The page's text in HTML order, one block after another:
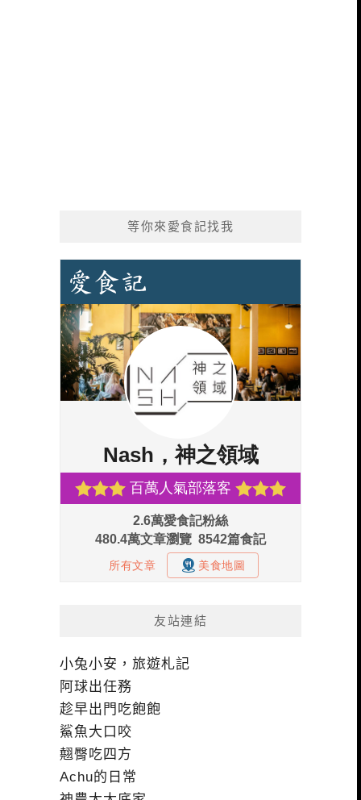
等你來愛食記找我
友站連結
小兔小安，旅遊札記
阿球出任務
趁早出門吃飽飽
鯊魚大口咬
翹臀吃四方
Achu的日常